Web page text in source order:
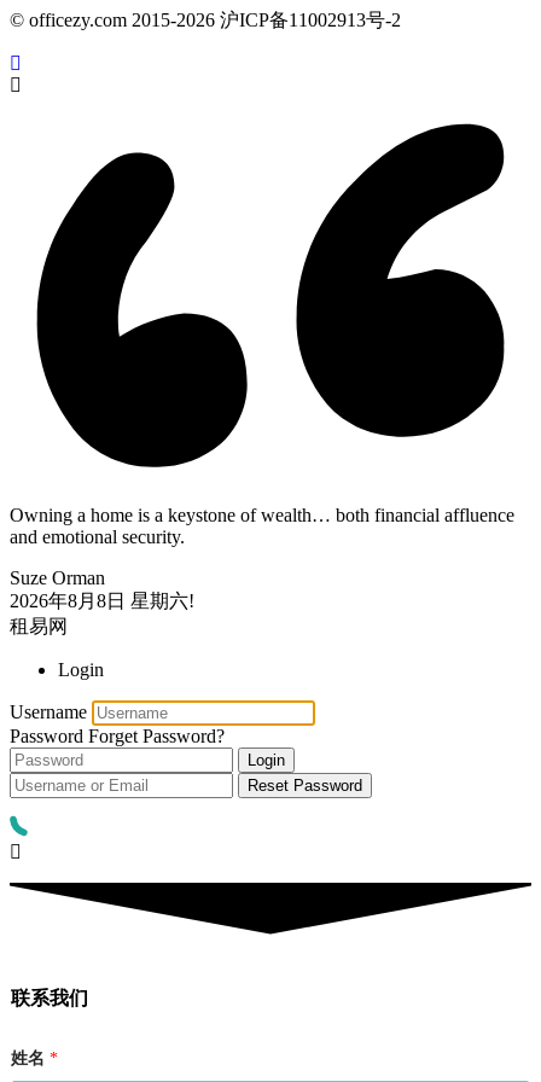
© officezy.com 2015-2026 沪ICP备11002913号-2
Owning a home is a keystone of wealth… both financial affluence
and emotional security.
Suze Orman
2026年8月8日 星期六!
租易网
Login
Username
Password Forget Password?
Login
Reset Password
联系我们
系
姓名 *